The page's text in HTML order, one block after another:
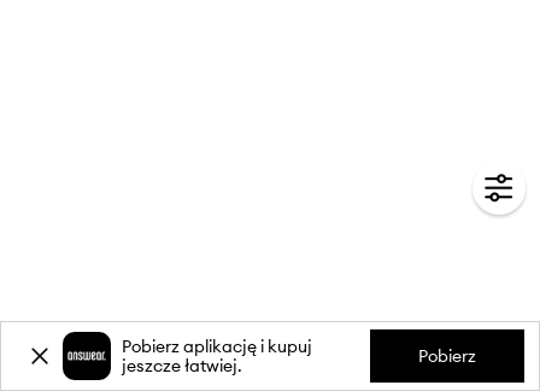
Pobierz aplikację i kupuj
jeszcze łatwiej.
Pobierz